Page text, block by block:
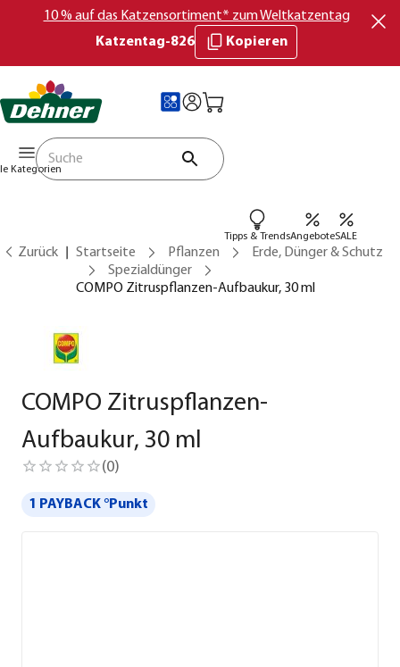
10 % auf das Katzensortiment* zum Weltkatzentag
Katzentag-826
Kopieren
Kategorien
Tipps & TrendsAngeboteSALE
Zurück Startseite Pflanzen
Erde, Dünger & Schutz
Spezialdünger
COMPO Zitruspflanzen-Aufbaukur, 30 ml
COMPO Zitruspflanzen-
Aufbaukur, 30 ml
(0)
1 PAYBACK °Punkt